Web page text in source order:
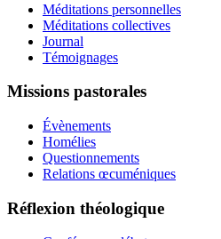
Méditations personnelles
Méditations collectives
Journal
Témoignages
Missions pastorales
Évènements
Homélies
Questionnements
Relations œcuméniques
Réflexion théologique